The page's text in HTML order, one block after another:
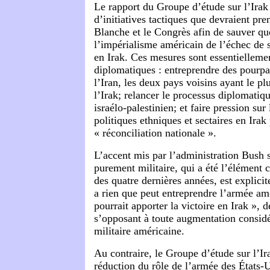
Le rapport du Groupe d’étude sur
d’initiatives tactiques que devraient
Blanche et le Congrès afin de sauver
l’impérialisme américain de l’échec
en Irak. Ces mesures sont
diplomatiques : entreprendre des
l’Iran, les deux pays voisins ayant le
l’Irak; relancer le processus
israélo-palestinien; et faire pression sur
politiques ethniques et sectaires en
« réconciliation nationale ».
L’accent mis par l’administration Bush
purement militaire, qui a été l’élément
des quatre dernières années, est
a rien que peut entreprendre l’armée
pourrait apporter la victoire en Irak »,
s’opposant à toute augmentation
militaire américaine.
Au contraire, le Groupe d’étude sur
réduction du rôle de l’armée des États-